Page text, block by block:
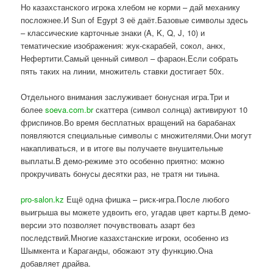
Но казахстанского игрока хлебом не корми – дай механику
посложнее.И Sun of Egypt 3 её даёт.Базовые символы здесь
– классические карточные знаки (A, K, Q, J, 10) и
тематические изображения: жук-скарабей, сокол, анкх,
Нефертити.Самый ценный символ – фараон.Если собрать
пять таких на линии, множитель ставки достигает 50x.
Отдельного внимания заслуживает бонусная игра.Три и
болееsoeva.com.brскаттера (символ солнца) активируют 10
фриспинов.Во время бесплатных вращений на барабанах
появляются специальные символы с множителями.Они могут
накапливаться, и в итоге вы получаете внушительные
выплаты.В демо-режиме это особенно приятно: можно
прокручивать бонусы десятки раз, не тратя ни тиына.
pro-salon.kz Ещё одна фишка – риск-игра.После любого
выигрыша вы можете удвоить его, угадав цвет карты.В демо-
версии это позволяет почувствовать азарт без
последствий.Многие казахстанские игроки, особенно из
Шымкента и Караганды, обожают эту функцию.Она
добавляет драйва.